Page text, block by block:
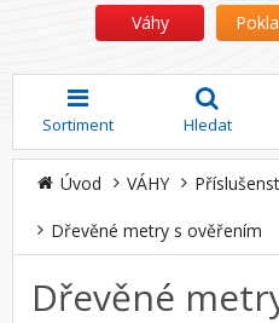
Váhy
Sortiment Hledat
Úvod VÁHY
Dřevěné metry s ověřením
Dřevěné